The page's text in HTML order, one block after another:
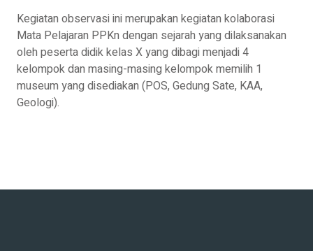
Kegiatan observasi ini merupakan kegiatan kolaborasi
Mata Pelajaran PPKn dengan sejarah yang dilaksanakan
oleh peserta didik kelas X yang dibagi menjadi 4
kelompok dan masing-masing kelompok memilih 1
museum yang disediakan (POS, Gedung Sate, KAA,
Geologi).